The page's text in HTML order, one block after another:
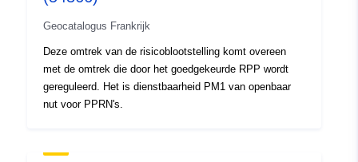
Soort:
Bron:
http://inspire.ec.europa.eu/
codelist/SpatialDataServiceType/
Geocatalogus Frankrijk
Deze omtrek van de risicoblootstelling komt overeen
met de omtrek die door het goedgekeurde RPP wordt
gereguleerd. Het is dienstbaarheid PM1 van openbaar
nut voor PPRN's.